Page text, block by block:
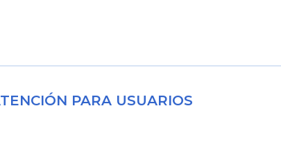
PARA USUARIOS